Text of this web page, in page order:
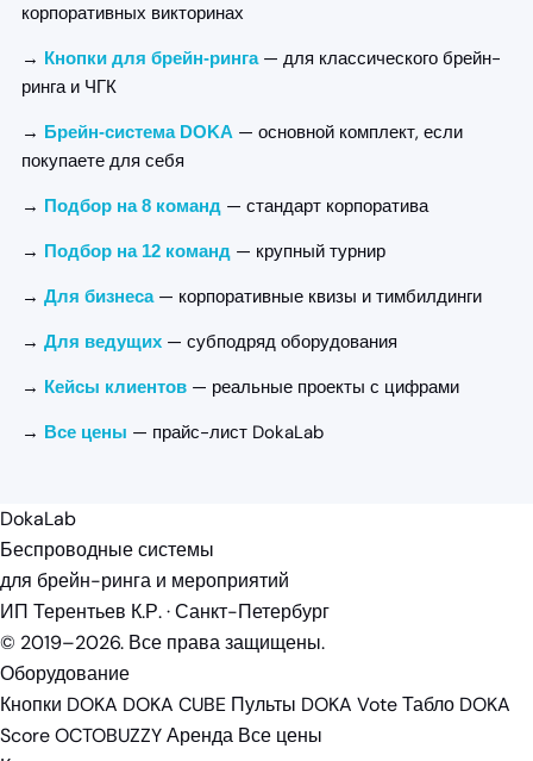
корпоративных викторинах
→ Кнопки для брейн-ринга— для классического брейн-
ринга и ЧГК
→ Брейн-система DOKA — основной комплект, если
покупаете для себя
→ Подбор на 8 команд — стандарт корпоратива
→ Подбор на 12 команд — крупный турнир
→ Для бизнеса— корпоративные квизы и тимбилдинги
→ Для ведущих — субподряд оборудования
→ Кейсы клиентов — реальные проекты с цифрами
→ Все цены — прайс-лист DokaLab
DokaLab
Беспроводные системы
для брейн-ринга и мероприятий
ИП Терентьев К.Р. · Санкт-Петербург
© 2019–2026. Все права защищены.
Оборудование
Кнопки DOKA DOKA CUBE Пульты DOKA VoteТабло DOKA
ScoreOCTOBUZZYАренда Все цены